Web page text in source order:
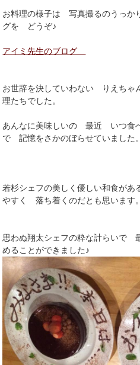
お料理の様子は 写真撮るのうっか
グを どうぞ♪
アイミ先生のブログ
お世辞を決していわない りえち
理たちでした。
あんなに美味しいの 最近 いつ食
で 記憶をさかのぼらせていました。
若杉シェフの美しく優しい和食が
やすく 落ち着くのだとも思います。
思わぬ翔太シェフの粋な計らい
めることができました♪